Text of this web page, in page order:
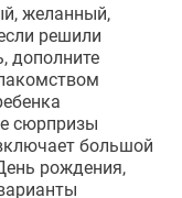
желанный,
решили
дополните
сюрпризы
большой
рождения,